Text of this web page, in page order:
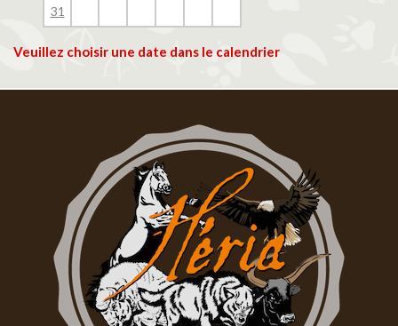
31
Veuillez choisir une date dans le calendrier